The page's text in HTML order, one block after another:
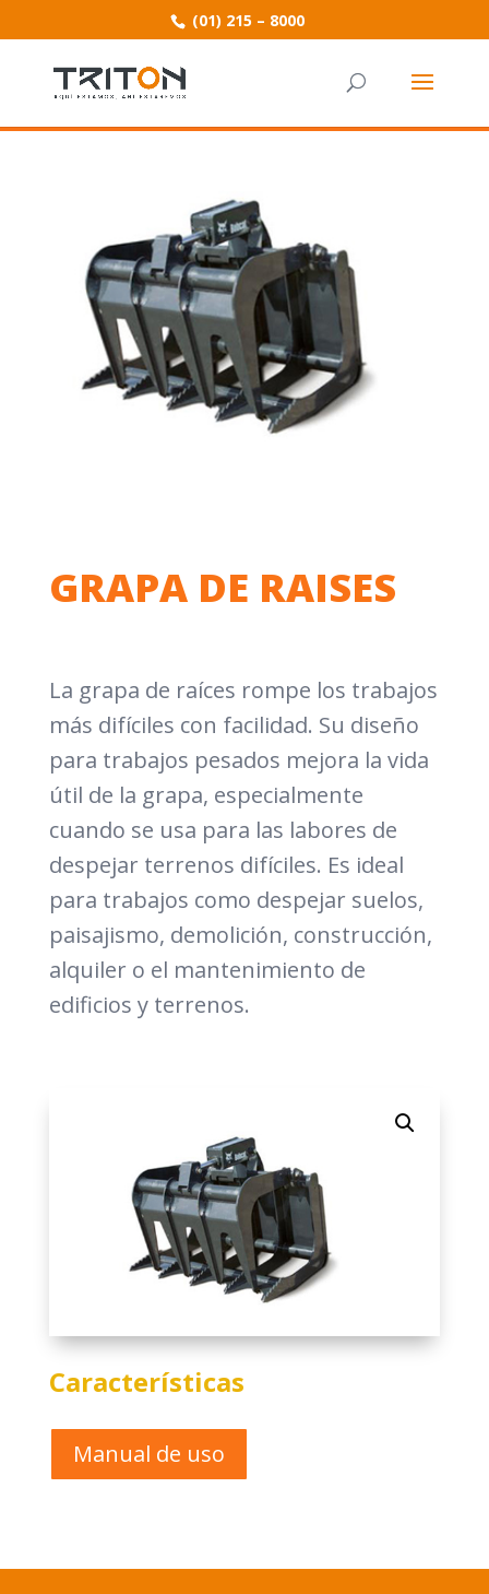
(01) 215 – 8000
GRAPA DE RAISES
La grapa de raíces rompe los trabajos
más difíciles con facilidad. Su diseño
para trabajos pesados mejora la vida
útil de la grapa, especialmente
cuando se usa para las labores de
despejar terrenos difíciles. Es ideal
para trabajos como despejar suelos,
paisajismo, demolición, construcción,
alquiler o el mantenimiento de
edificios y terrenos.
Características
Manual de uso